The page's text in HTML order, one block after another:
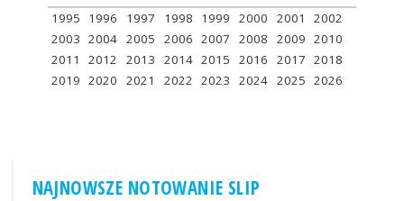
1995 1996 1997 1998 1999 2000 2001
2002
2003 2004 2005 2006 2007 2008 2009 2010
2011
2012 2013 2014 2015 2016 2017 2018
2019 2020 2021 2022 2023 2024 2025 2026
NAJNOWSZE NOTOWANIE SLIP